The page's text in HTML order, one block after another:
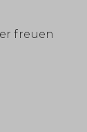
freuen